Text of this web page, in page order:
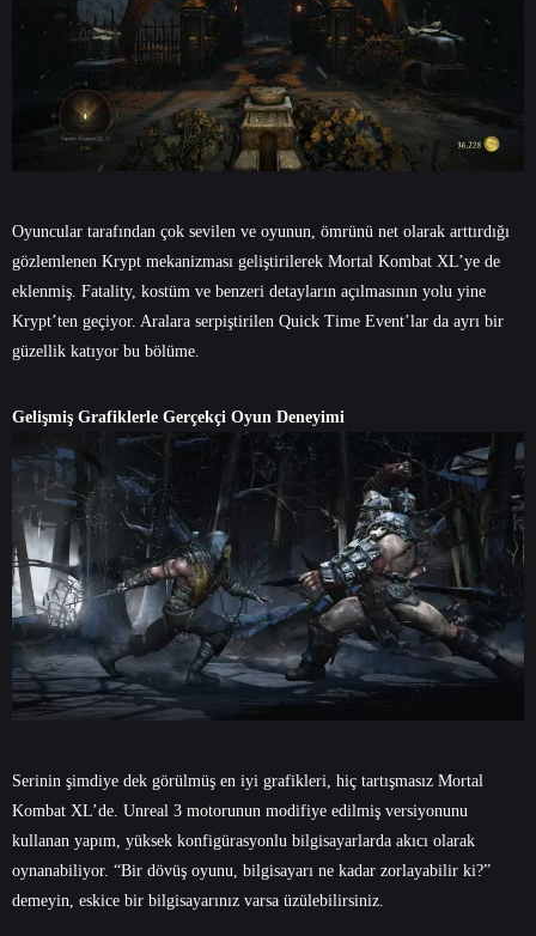
Oyuncular tarafından çok sevilen ve oyunun, ömrünü net olarak arttırdığı
gözlemlenen Krypt mekanizması geliştirilerek Mortal Kombat XL’ye de
eklenmiş. Fatality, kostüm ve benzeri detayların açılmasının yolu yine
Krypt’ten geçiyor. Aralara serpiştirilen Quick Time Event’lar da ayrı bir
güzellik katıyor bu bölüme.
Gelişmiş Grafiklerle Gerçekçi Oyun Deneyimi
Serinin şimdiye dek görülmüş en iyi grafikleri, hiç tartışmasız Mortal
Kombat XL’de. Unreal 3 motorunun modifiye edilmiş versiyonunu
kullanan yapım, yüksek konfigürasyonlu bilgisayarlarda akıcı olarak
oynanabiliyor. “Bir dövüş oyunu, bilgisayarı ne kadar zorlayabilir ki?”
demeyin, eskice bir bilgisayarınız varsa üzülebilirsiniz.